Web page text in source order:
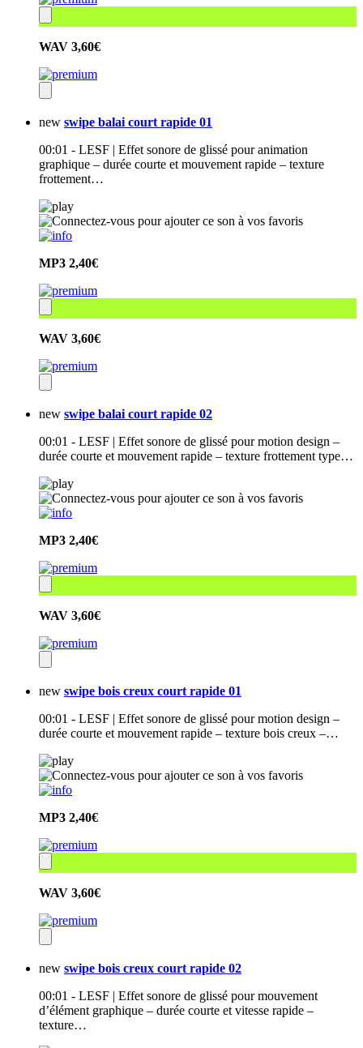
WAV 3,60€
new swipe balai court rapide 01
00:01 - LESF | Effet sonore de glissé pour animation
graphique – durée courte et mouvement rapide – texture
frottement…
MP3 2,40€
WAV 3,60€
new swipe balai court rapide 02
00:01 - LESF | Effet sonore de glissé pour motion design –
durée courte et mouvement rapide – texture frottement type…
MP3 2,40€
WAV 3,60€
new swipe bois creux court rapide 01
00:01 - LESF | Effet sonore de glissé pour motion design –
durée courte et mouvement rapide – texture bois creux –…
MP3 2,40€
WAV 3,60€
new swipe bois creux court rapide 02
00:01 - LESF | Effet sonore de glissé pour mouvement
d’élément graphique – durée courte et vitesse rapide –
texture…